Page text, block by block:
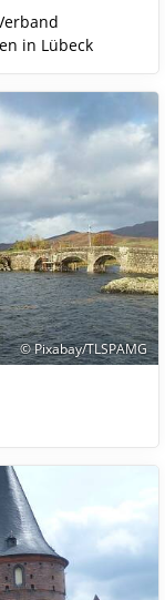
in Lübeck
© Pixabay/TLSPAMG